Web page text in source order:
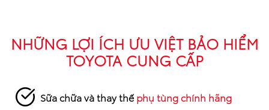
NHỮNG LỢI ÍCH ƯU VIỆT BẢO HIỂM
TOYOTA CUNG CẤP
Sữa chữa và thay thế phụ tùng chính hãng